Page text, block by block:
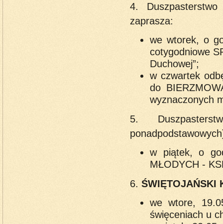
4.
zaprasza:
we wtorek, o
cotygodniowe
Duchowej”;
w czwartek
do
wyznaczonych
5.
w piątek, o
MŁODYCH -
6. ŚWIĘTOJAŃSKI
we wtore,
święceniach u